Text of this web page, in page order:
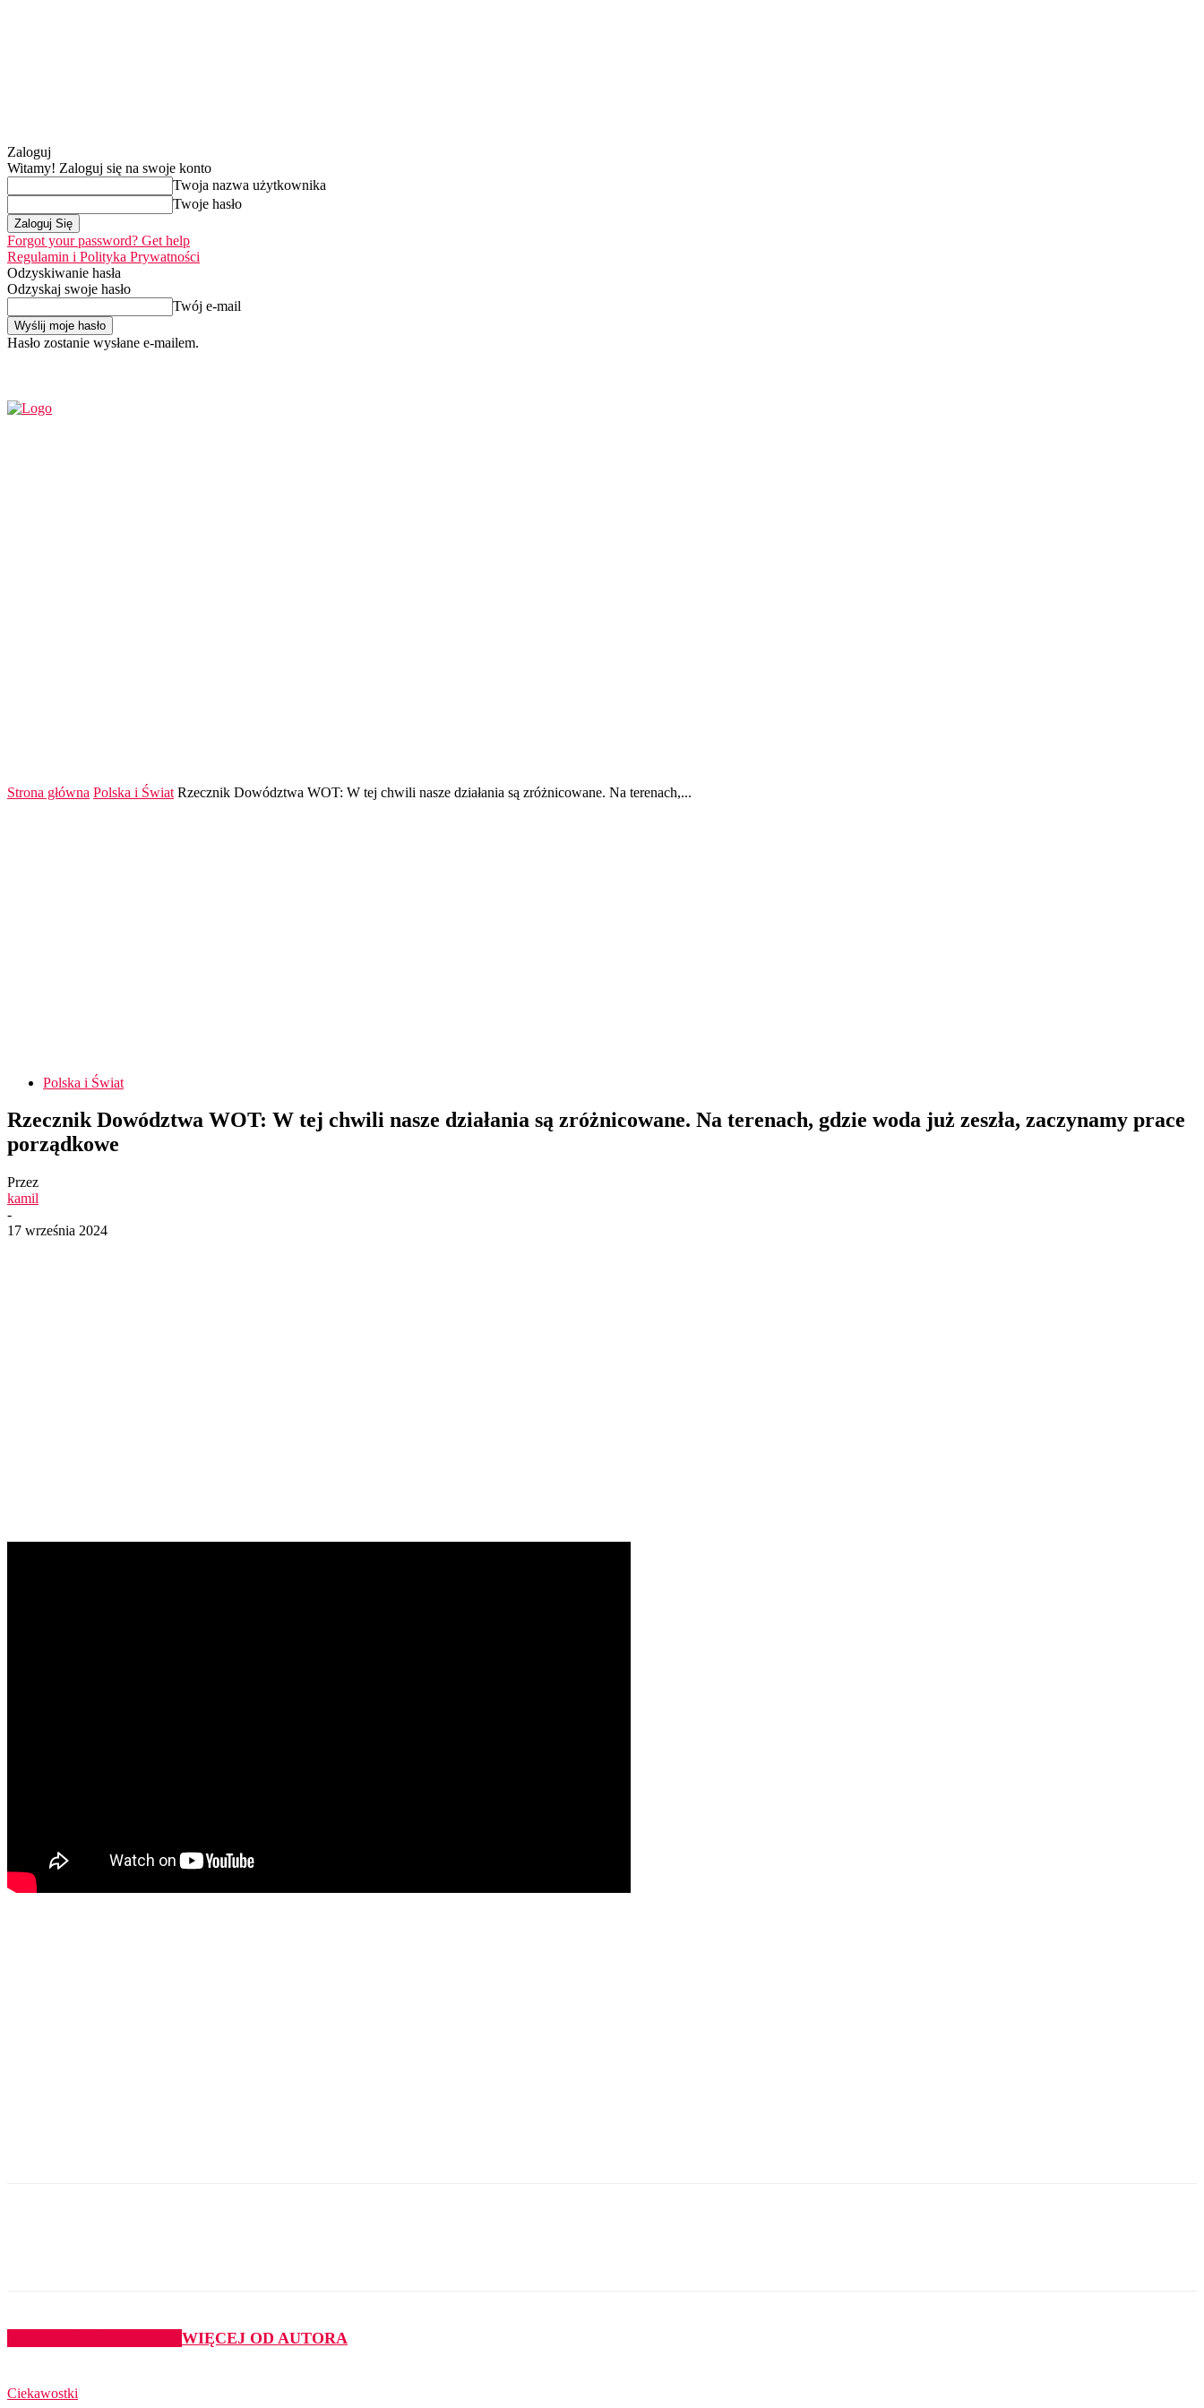
Zaloguj
Witamy! Zaloguj się na swoje konto
Twoja nazwa użytkownika
Twoje hasło
Forgot your password? Get help
Regulamin i Polityka Prywatności
Odzyskiwanie hasła
Odzyskaj swoje hasło
Twój e-mail
Hasło zostanie wysłane e-mailem.
Strona główna Polska i Świat Rzecznik Dowództwa WOT: W tej chwili nasze działania są zróżnicowane. Na terenach,...
Polska i Świat
Rzecznik Dowództwa WOT: W tej chwili nasze działania są zróżnicowane. Na terenach, gdzie woda już zeszła, zaczynamy prace
porządkowe
Przez
kamil
-
17 września 2024
WIĘCEJ OD AUTORA
Ciekawostki